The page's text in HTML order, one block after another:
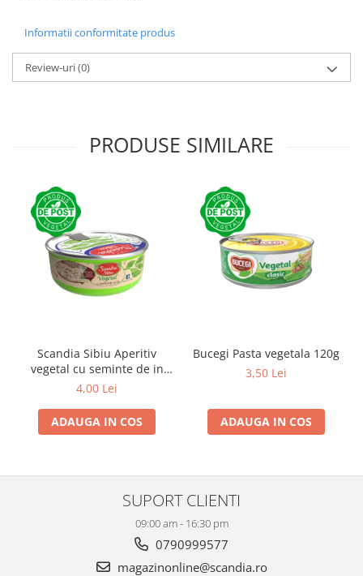
Informatii conformitate produs
Review-uri(0)
PRODUSE SIMILARE
Scandia Sibiu Aperitiv
vegetal cu seminte de in
120g
4,00 Lei
ADAUGA IN COS
Bucegi Pasta vegetala 120g
3,50 Lei
ADAUGA IN COS
SUPORT CLIENTI
09:00 am - 16:30 pm
0790999577
magazinonline@scandia.ro